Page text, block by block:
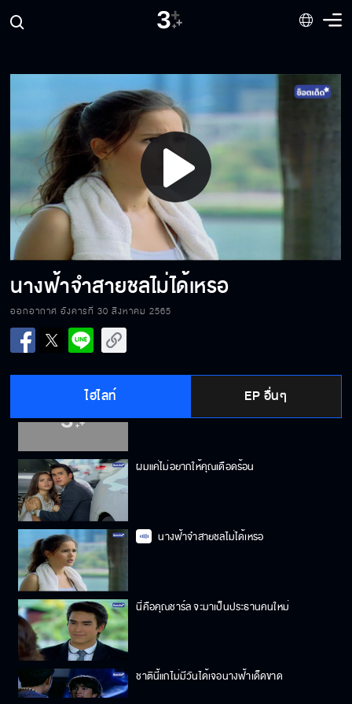
Play
Video
นางฟ้าจำสายชลไม่ได้เหรอ
ออกอากาศ อังคารที่ 30 สิงหาคม 2565
ไฮไลท์ EP อื่นๆ
คุณได้ยินฉันมั้ย ฉันเกลียดคุณ
นางฟ้าต้องการใช้ชีวิตใหม่ โดยที่ไม่มีแก
เดี๋ยวฉันดูแลคุณชาร์ลเอง
คุณใส่ชุดนี้ ทำให้ผมคิดถึงนางฟ้า
ผมแค่ไม่อยากให้คุณเดือดร้อน
นางฟ้าจำสายชลไม่ได้เหรอ
นี่คือคุณชาร์ล จะมาเป็นประธานคนใหม่
ชาตินี้แกไม่มีวันได้เจอนางฟ้าเด็ดขาด